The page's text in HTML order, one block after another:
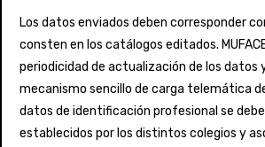
Los datos enviados deben corresponder
consten en los catálogos editados.
periodicidad de actualización de los datos
mecanismo sencillo de carga telemática
datos de identificación profesional se
establecidos por los distintos colegios y